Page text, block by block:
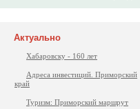
Актуально
Хабаровску - 160 лет
Адреса инвестиций. Приморский
край
Туризм: Приморский маршрут